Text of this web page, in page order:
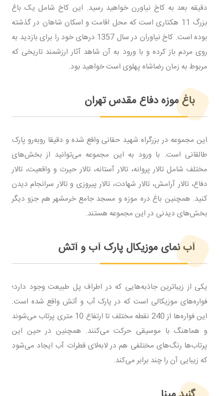
دقیقه بعد به کاخ نیاورن خواهید رسید. این کاخ شامل یک باغ
بزرگ 11 هکتاری است که محل اقامت و اسکان شاهان در گذشته
بوده است. کاخ نیاوران در سال 1357 درهای خود را برای بازدید به
روی مردم باز کرده و با ورود به آن شاهد آثار ارزشمند تاریخی که
مربوط به زمان رضاشاه پهلوی است خواهید بود.
باغ موزه دفاع مقدس تهران
این مجموعه در بزرگراه شهید حقانی واقع شده و دقیقا روبه‌رو پارک
طالقانی است. با ورود به این مجموعه می‌توانید از بخش‌های
مختلف شامل تالار پروانه، تالار آستانه، تالار حیرت و واقعیت، تالار
دفاع، تالار آرامش، تالار شهادت، تالار پیروزی و تالار سرانجام دیدن
کنید. همچنین باغ دره موزه و مسجد جامع خرمشهر هم جزو دیگر
بخش‌های دیدنی در این مجموعه هستند.
آب نمای موزیکال پارک آب و آتش
یکی از زیباترین جاذبه‌هایی که در اطراف پل طبیعت وجود دارد؛
فواره‌های موزیکالی است که در پارک آب و آتش واقع شده است.
این فواره‌ها از 240 نقطه مختلف تا ارتفاع 10 متری پرتاب می‌شوند
و هماهنگ با موسیقی حرکت می‌کنند. همچنین در حین این
پرتاب‌ها رنگ‌های مختلفی هم در لابه‌لای قطرات آب ایجاد می‌شود
که زیبایی آن را چند برابر می‌کند.